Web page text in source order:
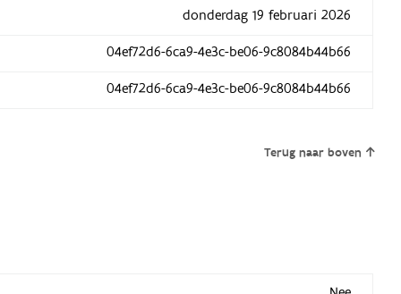
donderdag 19 februari 2026
04ef72d6-6ca9-4e3c-be06-9c8084b44b66
04ef72d6-6ca9-4e3c-be06-9c8084b44b66
Terug naar boven